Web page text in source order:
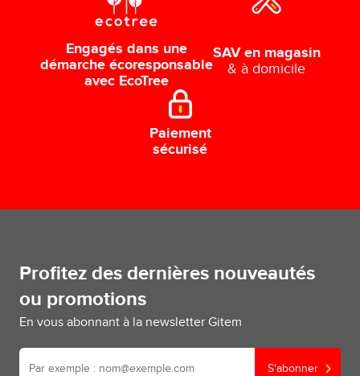
Engagés dans une
démarche écoresponsable
avec EcoTree
SAV en magasin
& à domicile
Paiement
sécurisé
Profitez des dernières nouveautés
ou promotions
En vous abonnant à la newsletter Gitem
S'abonner